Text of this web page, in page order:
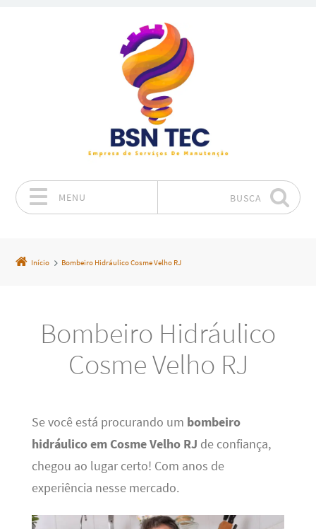
MENU BUSCA
Início Bombeiro Hidráulico Cosme Velho RJ
Bombeiro Hidráulico
Cosme Velho RJ
Se você está procurando um bombeiro
hidráulico em Cosme Velho RJ de confiança,
chegou ao lugar certo! Com anos de
experiência nesse mercado.